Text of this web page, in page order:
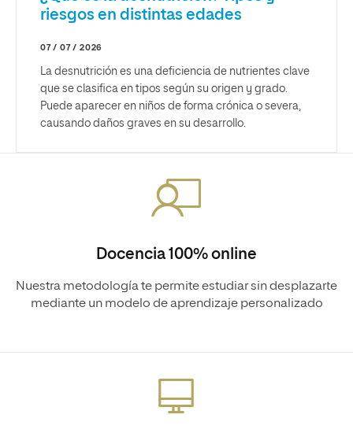
riesgos en distintas edades
07 / 07 / 2026
La desnutrición es una deficiencia de nutrientes clave
que se clasifica en tipos según su origen y grado.
Puede aparecer en niños de forma crónica o severa,
causando daños graves en su desarrollo.
Docencia 100% online
Nuestra metodología te permite estudiar sin desplazarte
mediante un modelo de aprendizaje personalizado